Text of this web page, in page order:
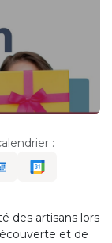
:
des artisans lors
et de